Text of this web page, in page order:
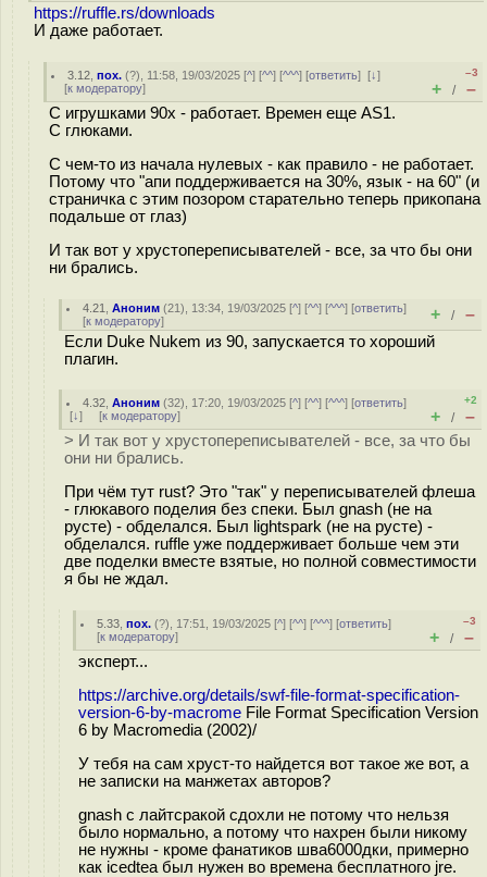
https://ruffle.rs/downloads
И даже работает.
3.12 ,пох. (?), 11:58, 19/03/2025 [^] [^^] [^^^] [ответить][↓]
[к модератору]
–3
+ / –
С игрушками 90х - работает. Времен еще AS1.
С глюками.
С чем-то из начала нулевых - как правило - не работает.
Потому что "апи поддерживается на 30%, язык - на 60" (и
страничка с этим позором старательно теперь прикопана
подальше от глаз)
И так вот у хрустопереписывателей - все, за что бы они
ни брались.
4.21 ,Аноним (21), 13:34, 19/03/2025 [^] [^^] [^^^] [ответить]
[к модератору] + / –
Если Duke Nukem из 90, запускается то хороший
плагин.
4.32 ,Аноним (32), 17:20, 19/03/2025 [^] [^^] [^^^] [ответить]
[↓] [к модератору]
+2
+ / –
> И так вот у хрустопереписывателей - все, за что бы
они ни брались.
При чём тут rust? Это "так" у переписывателей флеша
- глюкавого поделия без спеки. Был gnash (не на
русте) - обделался. Был lightspark (не на русте) -
обделался. ruffle уже поддерживает больше чем эти
две поделки вместе взятые, но полной совместимости
я бы не ждал.
5.33 ,пох. (?), 17:51, 19/03/2025 [^] [^^] [^^^] [ответить]
[к модератору]
–3
+ / –
эксперт...
https://archive.org/details/swf-file-format-specification-
version-6-by-macrome File Format Specification Version
6 by Macromedia (2002)/
У тебя на сам хруст-то найдется вот такое же вот, а
не записки на манжетах авторов?
gnash с лайтcpaкой сдохли не потому что нельзя
было нормально, а потому что нахрен были никому
не нужны - кроме фанатиков шва6000дки, примерно
как icedtea был нужен во времена бесплатного jre.